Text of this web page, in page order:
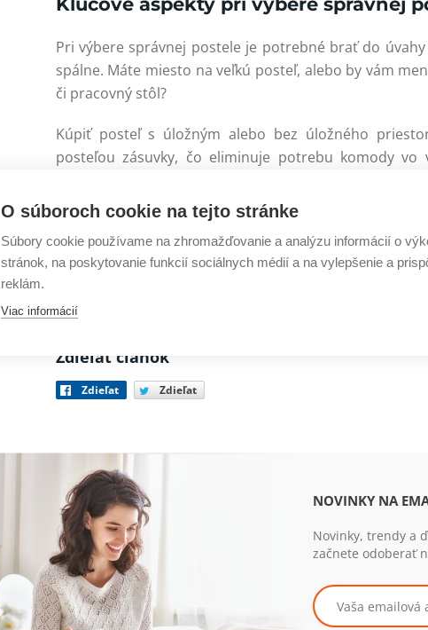
Pri výbere správnej postele je potrebné brať do
spálne. Máte miesto na veľkú posteľ, alebo by vám
či pracovný stôl?
Kúpiť posteľ s úložným alebo bez úložného
posteľou zásuvky, čo eliminuje potrebu komody vo
sezónne oblečenie, rámy na obrazy, posteľné plachty
Bez ohľadu na preferencie postele alebo
rozhodnutí, ktoré urobíte pre seba a svoju rodinu.
Zdieľat článok
Zdieľat Zdieľat
NOVINKY NA
Novinky, trendy a
začnete odoberať
O súboroch cookie na tejto stránke
Súbory cookie používame na zhromažďovanie a analýzu informácií o
stránok, na poskytovanie funkcií sociálnych médií a na vylepšenie a
reklám.
Viac informácií